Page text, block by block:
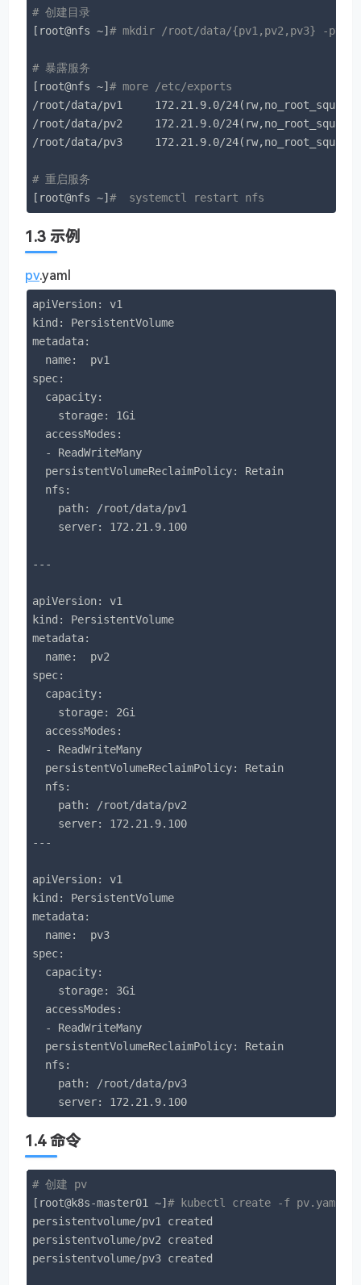
# 创建目录
[root@nfs ~]# mkdir /root/data/{pv1,pv2,pv3} -pv
# 暴露服务
[root@nfs ~]# more /etc/exports
/root/data/pv1     172.21.9.0/24(rw,no_root_squash)
/root/data/pv2     172.21.9.0/24(rw,no_root_squash)
/root/data/pv3     172.21.9.0/24(rw,no_root_squash)
# 重启服务
[root@nfs ~]#  systemctl restart nfs
1.3 示例
pv.yaml
apiVersion: v1
kind: PersistentVolume
metadata:
  name:  pv1
spec:
  capacity:
    storage: 1Gi
  accessModes:
  - ReadWriteMany
  persistentVolumeReclaimPolicy: Retain
  nfs:
    path: /root/data/pv1
    server: 172.21.9.100
---
apiVersion: v1
kind: PersistentVolume
metadata:
  name:  pv2
spec:
  capacity:
    storage: 2Gi
  accessModes:
  - ReadWriteMany
  persistentVolumeReclaimPolicy: Retain
  nfs:
    path: /root/data/pv2
    server: 172.21.9.100
---
apiVersion: v1
kind: PersistentVolume
metadata:
  name:  pv3
spec:
  capacity:
    storage: 3Gi
  accessModes:
  - ReadWriteMany
  persistentVolumeReclaimPolicy: Retain
  nfs:
    path: /root/data/pv3
    server: 172.21.9.100
1.4 命令
# 创建 pv
[root@k8s-master01 ~]# kubectl create -f pv.yaml
persistentvolume/pv1 created
persistentvolume/pv2 created
persistentvolume/pv3 created